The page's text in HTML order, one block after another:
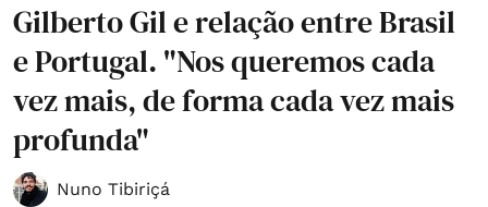
Gilberto Gil e relação entre Brasil
e Portugal. "Nos queremos cada
vez mais, de forma cada vez mais
profunda"
Nuno Tibiriçá